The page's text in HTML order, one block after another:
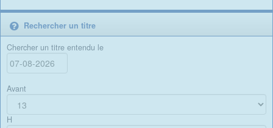
Rechercher un titre
Chercher un titre entendu le
Avant
H